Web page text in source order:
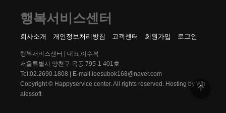
행복서비스센터
회사소개 개인정보처리방침 고객센터 회원가입 로그인
행복서비스센터 | 대표.이수복
서울특별시 양천구 목동 795-1 401호
Tel.02.2690.1808 | E-mail.leesubok168@naver.com
Copyright © Happyservice center. All rights reserved. Hosting by Wh
alessoft